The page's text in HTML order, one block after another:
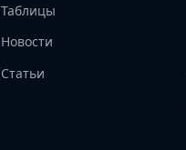
Таблицы
Новости
Статьи